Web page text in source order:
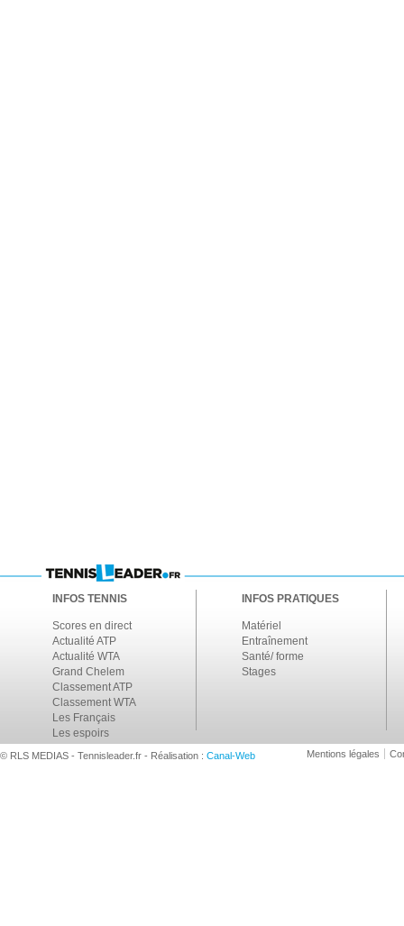
INFOS TENNIS
Scores en direct
Actualité ATP
Actualité WTA
Grand Chelem
Classement ATP
Classement WTA
Les Français
Les espoirs
INFOS PRATIQUES
Matériel
Entraînement
Santé/ forme
Stages
© RLS MEDIAS - Tennisleader.fr - Réalisation : Canal-Web Mentions légales